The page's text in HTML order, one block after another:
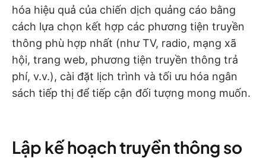
hóa hiệu quả của chiến dịch quảng cáo bằng
cách lựa chọn kết hợp các phương tiện truyền
thông phù hợp nhất (như TV, radio, mạng xã
hội, trang web, phương tiện truyền thông trả
phí, v.v.), cài đặt lịch trình và tối ưu hóa ngân
sách tiếp thị để tiếp cận đối tượng mong muốn.
Lập kế hoạch truyền thông so